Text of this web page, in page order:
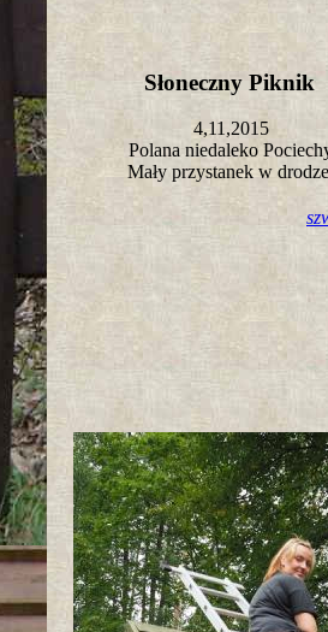
Słoneczny Piknik
4,11,2015
Polana niedaleko
Mały przystanek w